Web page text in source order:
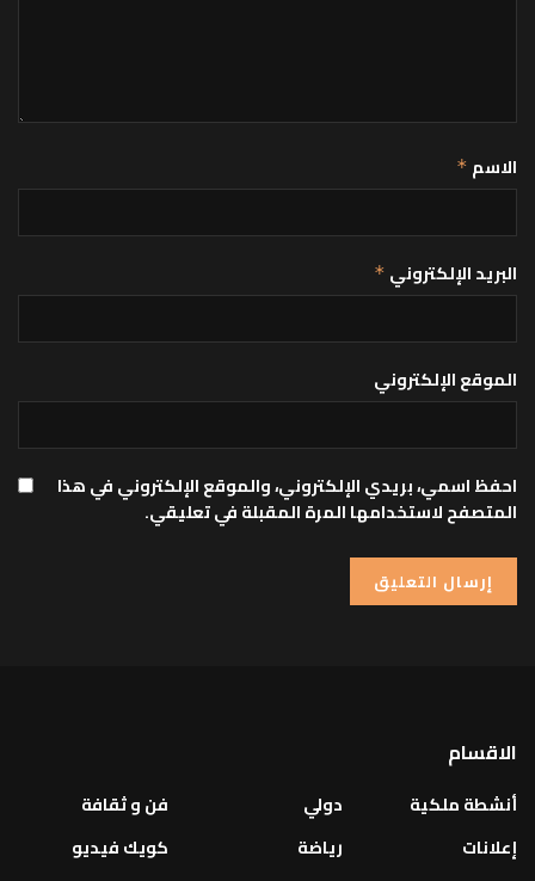
الاسم *
البريد الإلكتروني *
الموقع الإلكتروني
احفظ اسمي، بريدي الإلكتروني، والموقع الإلكتروني في هذا
المتصفح لاستخدامها المرة المقبلة في تعليقي.
الاقسام
أنشطة ملكية
إعلانات
دولي
رياضة
فن و ثقافة
كويك فيديو